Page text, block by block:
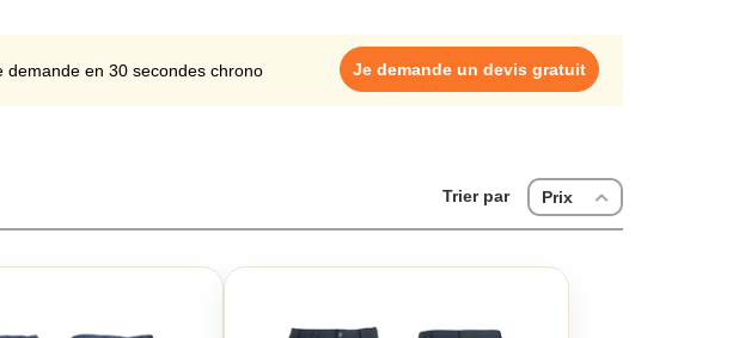
demande en 30 secondes chrono Je demande un devis gratuit
Trier par Prix